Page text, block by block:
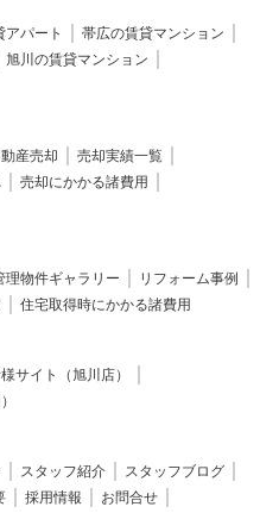
アパート
帯広の賃貸マンション
旭川の賃貸マンション
産売却
売却実績一覧
売却にかかる諸費用
理物件ギャラリー
リフォーム事例
住宅取得時にかかる諸費用
サイト（旭川店）
スタッフ紹介
スタッフブログ
採用情報
お問合せ